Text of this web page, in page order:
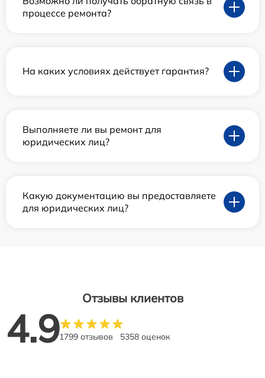
процессе ремонта?
На каких условиях действует гарантия?
Выполняете ли вы ремонт для
юридических лиц?
Какую документацию вы предоставляете
для юридических лиц?
Отзывы клиентов
4.91799 отзывов 5358 оценок